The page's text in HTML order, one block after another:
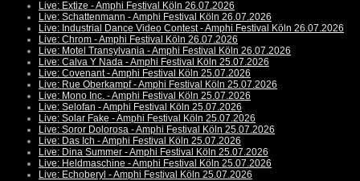
Live: Extize - Amphi Festival Köln 26.07.2026
Live: Schattenmann - Amphi Festival Köln 26.07.2026
Live: Industrial Dance Video Contest - Amphi Festival Köln 26.07.2026
Live: Chrom - Amphi Festival Köln 26.07.2026
Live: Motel Transylvania - Amphi Festival Köln 26.07.2026
Live: Calva Y Nada - Amphi Festival Köln 25.07.2026
Live: Covenant - Amphi Festival Köln 25.07.2026
Live: Rue Oberkampf - Amphi Festival Köln 25.07.2026
Live: Mono Inc. - Amphi Festival Köln 25.07.2026
Live: Selofan - Amphi Festival Köln 25.07.2026
Live: Solar Fake - Amphi Festival Köln 25.07.2026
Live: Soror Dolorosa - Amphi Festival Köln 25.07.2026
Live: Das Ich - Amphi Festival Köln 25.07.2026
Live: Dina Summer - Amphi Festival Köln 25.07.2026
Live: Heldmaschine - Amphi Festival Köln 25.07.2026
Live: Echoberyl - Amphi Festival Köln 25.07.2026